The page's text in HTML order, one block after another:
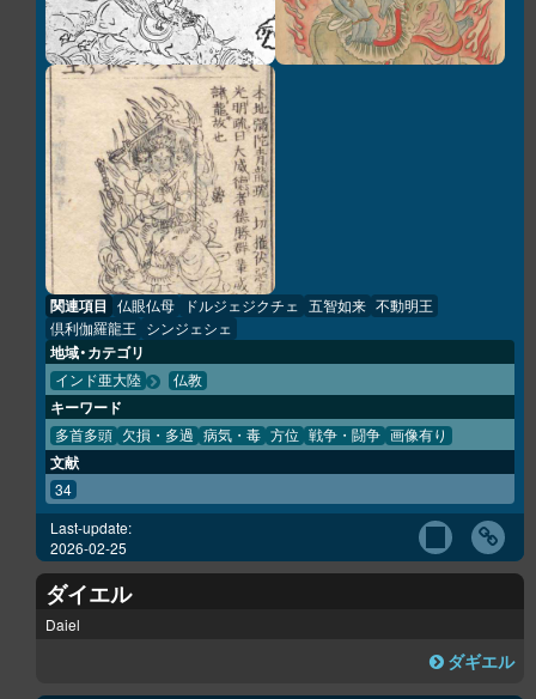
関連項目 仏眼仏母 ドルジェジクチェ 五智如来 不動明王
倶利伽羅龍王 シンジェシェ
地域・カテゴリ
インド亜大陸 仏教
キーワード
多首多頭 欠損・多過 病気・毒 方位 戦争・闘争 画像有り
文献
34
Last-update:
2026-02-25
ダイエル
Daiel
ダギエル